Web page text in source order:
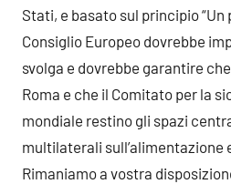
Stati, e basato sul principio “Un
Consiglio Europeo dovrebbe
svolga e dovrebbe garantire
Roma e che il Comitato per la
mondiale restino gli spazi
multilaterali sull’alimentazione
Rimaniamo a vostra